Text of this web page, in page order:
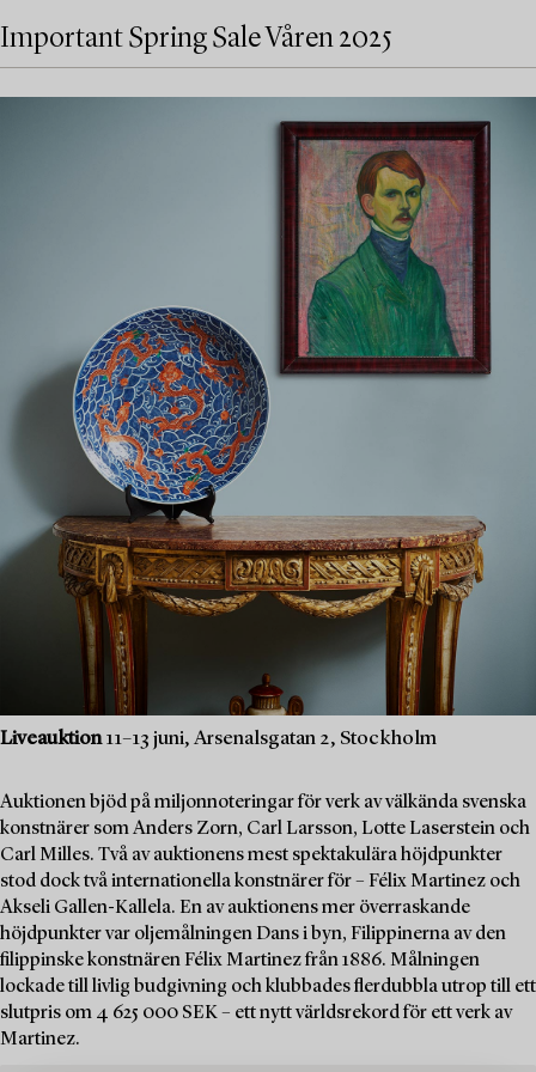
Important Spring Sale Våren 2025
Liveauktion11–13 juni, Arsenalsgatan 2, Stockholm
Auktionen bjöd på miljonnoteringar för verk av välkända svenska
konstnärer som Anders Zorn, Carl Larsson, Lotte Laserstein och
Carl Milles. Två av auktionens mest spektakulära höjdpunkter
stod dock två internationella konstnärer för – Félix Martinez och
Akseli Gallen-Kallela. En av auktionens mer överraskande
höjdpunkter var oljemålningen Dans i byn, Filippinerna av den
filippinske konstnären Félix Martinez från 1886. Målningen
lockade till livlig budgivning och klubbades flerdubbla utrop till ett
slutpris om 4 625 000 SEK – ett nytt världsrekord för ett verk av
Martinez.